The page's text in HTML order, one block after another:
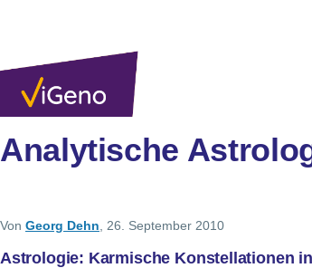
Analytische
Von Georg Dehn , 26. September 2010
Astrologie: Karmische Konstellationen